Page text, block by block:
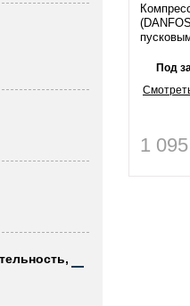
Под
1 095